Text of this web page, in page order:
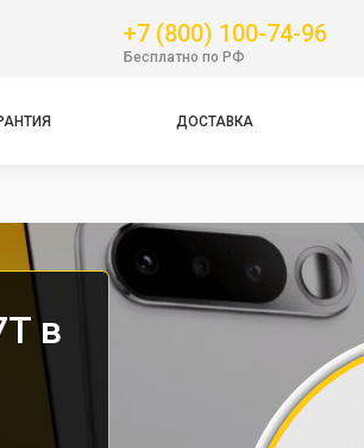
+7 (800) 100-74-96
Бесплатно по РФ
ДОСТАВКА
в